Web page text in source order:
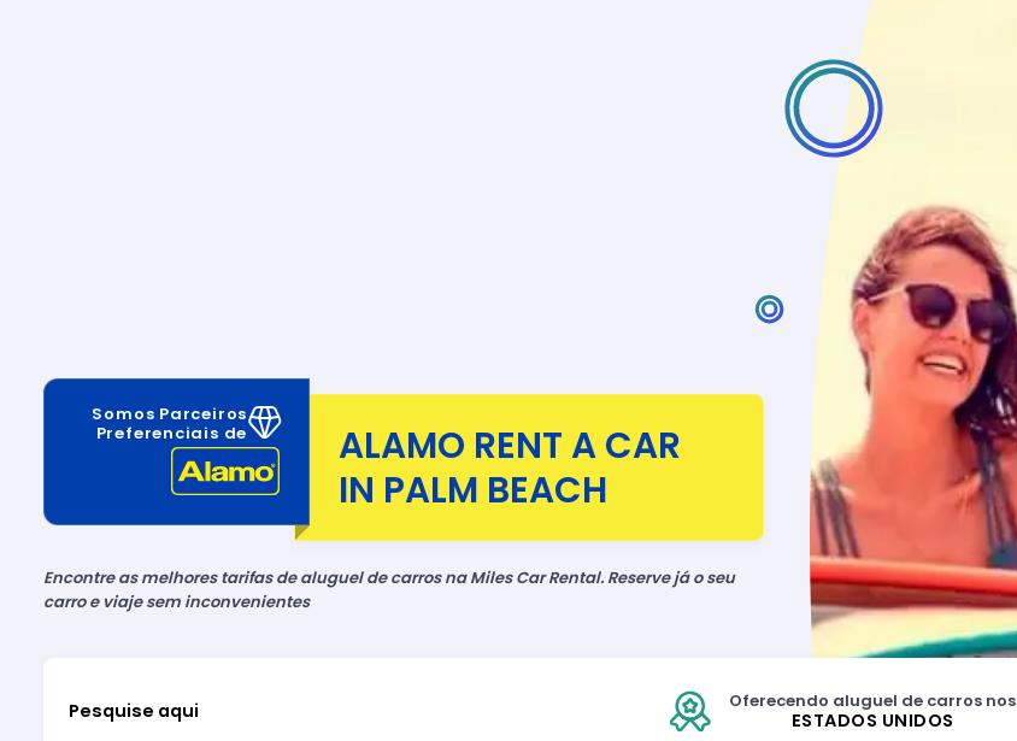
Somos Parceiros
Preferenciais de
ALAMO RENT A CAR
IN PALM BEACH
Encontre as melhores tarifas de aluguel de carros na Miles Car Rental. Reserve já o seu
carro e viaje sem inconvenientes
Pesquise aqui Oferecendo aluguel de carros nos
ESTADOS UNIDOS